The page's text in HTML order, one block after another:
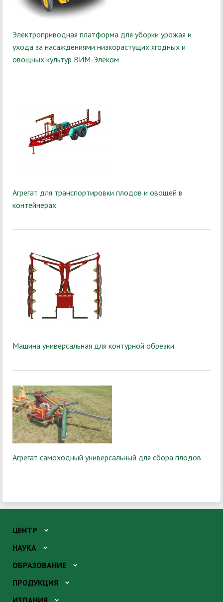
Электроприводная платформа для уборки урожая и
ухода за насаждениями низкорастущих ягодных и
овощных культур ВИМ-Элеком
Агрегат для транспортировки плодов и овощей в
контейнерах
Машина универсальная для контурной обрезки
Агрегат самоходный универсальный для сбора плодов
ЦЕНТР
НАУКА
ОБРАЗОВАНИЕ
ПРОДУКЦИЯ